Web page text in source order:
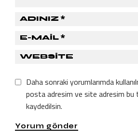
Daha sonraki yorumlarımda
posta adresim ve site adresim bu
kaydedilsin.
Yorum gönder